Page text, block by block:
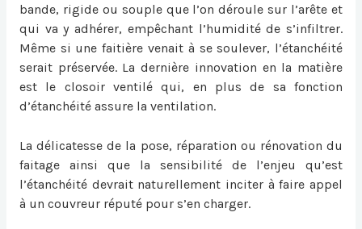
bande, rigide ou souple que l’on déroule sur l’arête et
qui va y adhérer, empêchant l’humidité de s’infiltrer.
Même si une faitière venait à se soulever, l’étanchéité
serait préservée. La dernière innovation en la matière
est le closoir ventilé qui, en plus de sa fonction
d’étanchéité assure la ventilation.
La délicatesse de la pose, réparation ou rénovation du
faitage ainsi que la sensibilité de l’enjeu qu’est
l’étanchéité devrait naturellement inciter à faire appel
à un couvreur réputé pour s’en charger.